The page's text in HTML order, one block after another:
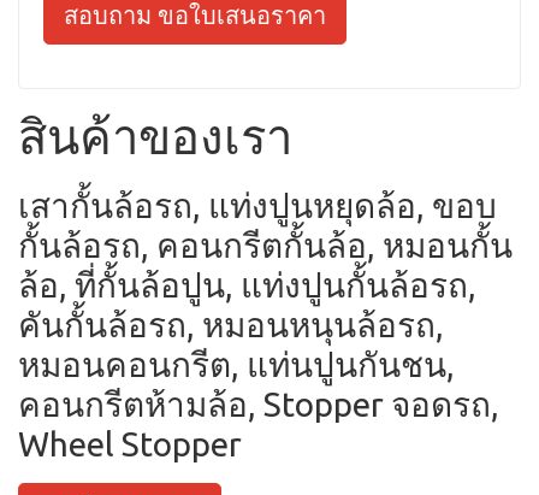
สอบถาม ขอใบเสนอราคา
สินค้าของเรา
เสากั้นล้อรถ, แท่งปูนหยุดล้อ, ขอบ
กั้นล้อรถ, คอนกรีตกั้นล้อ, หมอนกั้น
ล้อ, ที่กั้นล้อปูน, แท่งปูนกั้นล้อรถ,
คันกั้นล้อรถ, หมอนหนุนล้อรถ,
หมอนคอนกรีต, แท่นปูนกันชน,
คอนกรีตห้ามล้อ, Stopper จอดรถ,
Wheel Stopper